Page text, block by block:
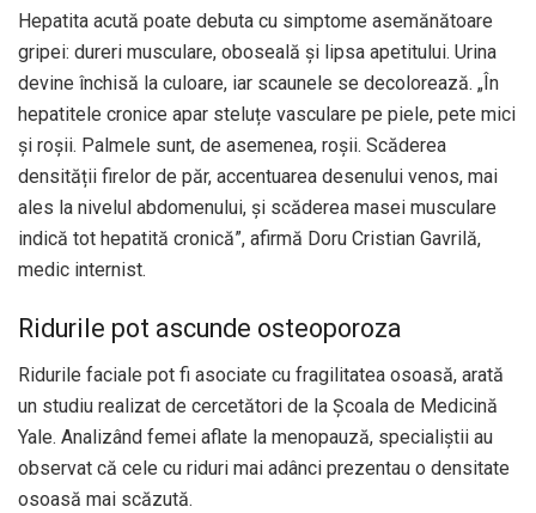
Hepatita acută poate debuta cu simptome asemănătoare
gripei: dureri musculare, oboseală și lipsa apetitului. Urina
devine închisă la culoare, iar scaunele se decolorează. „În
hepatitele cronice apar steluțe vasculare pe piele, pete mici
și roșii. Palmele sunt, de asemenea, roșii. Scăderea
densității firelor de păr, accentuarea desenului venos, mai
ales la nivelul abdomenului, și scăderea masei musculare
indică tot hepatită cronică”, afirmă Doru Cristian Gavrilă,
medic internist.
Ridurile pot ascunde osteoporoza
Ridurile faciale pot fi asociate cu fragilitatea osoasă, arată
un studiu realizat de cercetători de la Școala de Medicină
Yale. Analizând femei aflate la menopauză, specialiștii au
observat că cele cu riduri mai adânci prezentau o densitate
osoasă mai scăzută.